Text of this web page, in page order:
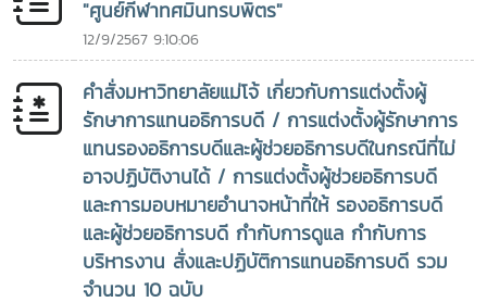
เสริมสร้างความเข้มแข็งของวิสาหกิจและเศรษฐกิจท้องถิ่น การส่ง
เสริมการใช้พลังงานหมุนเวียน ตลอดจนการขับเคลื่อนแนวคิด
การเกษตรที่ให้ความสำคัญกับคุณภาพชีวิตและความอยู่ดีมีสุข ซึ่ง
แนวทางดังกล่าวมีส่วนสำคัญในการ เสริมพลังแก่เกษตรกรและ
ชุมชนกลุ่มชาติพันธุ์ให้สามารถพัฒนาวิถีการดำรงชีวิตและสร้าง
รายได้อย่างยั่งยืน บนพื้นฐานของอัตลักษณ์และศักยภาพของท้อง
ถิ่น การมีส่วนร่วม ความเป็นเจ้าของ และศักดิ์ศรีของชุมชน
สะท้อนถึงการเชื่อมโยงองค์ความรู้จากมหาวิทยาลัยสู่การพัฒนา
พื้นที่จริง และการสร้างผลกระทบเชิงบวกแก่สังคมอย่างเป็นรูป
ธรรมเกียรติประวัติแห่งความเป็นผู้นำทางการศึกษาและความร่วม
มือระหว่างประเทศ ตลอดเส้นทางการทำงานด้านวิชาการและการ
บริหาร รองศาสตราจารย์ ดร.วีระพล ทองมา ได้รับการยอมรับ
"ศูนย์กีฬาทศมินทรบพิตร"
12/9/2567 9:10:06
คำสั่งมหาวิทยาลัยแม่โจ้ เกี่ยวกับการแต่งตั้งผู้
รักษาการแทนอธิการบดี / การแต่งตั้งผู้รักษาการ
แทนรองอธิการบดีและผู้ช่วยอธิการบดีในกรณีที่ไม่
อาจปฏิบัติงานได้ / การแต่งตั้งผู้ช่วยอธิการบดี
และการมอบหมายอำนาจหน้าที่ให้ รองอธิการบดี
และผู้ช่วยอธิการบดี กำกับการดูแล กำกับการ
บริหารงาน สั่งและปฏิบัติการแทนอธิการบดี รวม
จำนวน 10 ฉบับ